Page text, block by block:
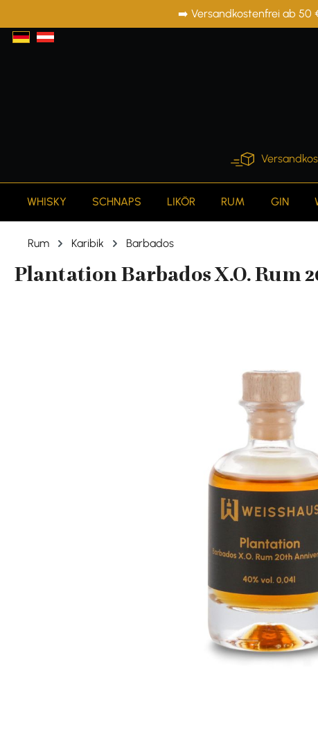
Zur Hauptnavigation springen➡️ Versandkostenfrei ab 50
WHISKY SCHNAPS LIKÖR RUM GIN
Rum Karibik Barbados
Plantation Barbados X.O. Rum